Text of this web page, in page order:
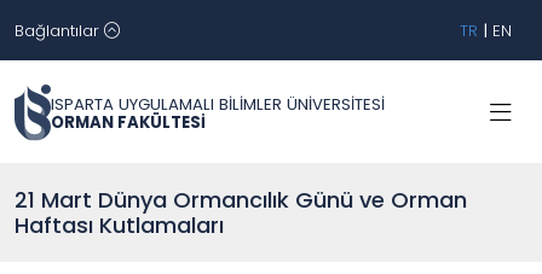
Bağlantılar TR | EN
ISPARTA UYGULAMALI BİLİMLER ÜNİVERSİTESİ
ORMAN FAKÜLTESİ
21 Mart Dünya Ormancılık Günü ve Orman
Haftası Kutlamaları